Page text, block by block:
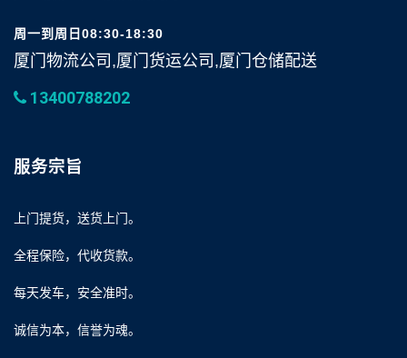
周一到周日08:30-18:30
厦门物流公司,厦门货运公司,厦门仓储配送
13400788202
服务宗旨
上门提货，送货上门。
全程保险，代收货款。
每天发车，安全准时。
诚信为本，信誉为魂。